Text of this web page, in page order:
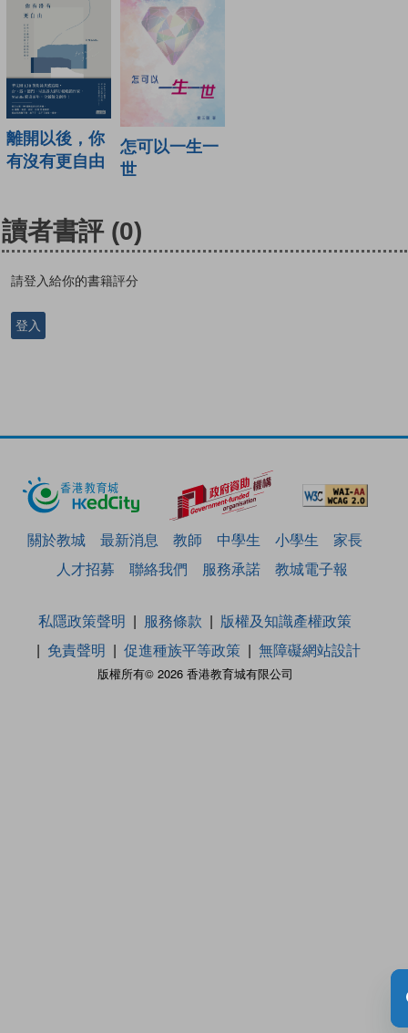
離開以後，你
有沒有更自由
怎可以一生一
世
讀者書評 (0)
請登入給你的書籍評分
登入
關於教城 最新消息 教師 中學生 小學生
家長
人才招募
聯絡我們 服務承諾 教城電子報
版權所有© 2026 香港教育城有限公司
私隱政策聲明 服務條款
版權及知識產權政策
免責聲明
促進種族平等政策 無障礙網站設計